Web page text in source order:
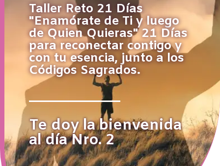
Taller Reto 21 Días
"Enamórate de Ti y luego
de Quien Quieras" 21 Días
para reconectar contigo y
con tu esencia, junto a los
Códigos Sagrados.
Te doy la bienvenida
al día Nro. 2